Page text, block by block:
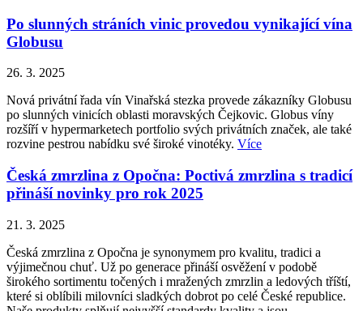
Po slunných stráních vinic provedou vynikající vína
Globusu
26. 3. 2025
Nová privátní řada vín Vinařská stezka provede zákazníky Globusu
po slunných vinicích oblasti moravských Čejkovic. Globus víny
rozšíří v hypermarketech portfolio svých privátních značek, ale také
rozvine pestrou nabídku své široké vinotéky. Více
Česká zmrzlina z Opočna: Poctivá zmrzlina s tradicí
přináší novinky pro rok 2025
21. 3. 2025
Česká zmrzlina z Opočna je synonymem pro kvalitu, tradici a
výjimečnou chuť. Už po generace přináší osvěžení v podobě
širokého sortimentu točených i mražených zmrzlin a ledových tříští,
které si oblíbili milovníci sladkých dobrot po celé České republice.